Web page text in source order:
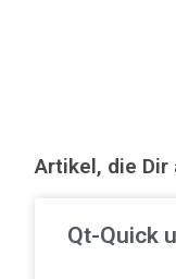
Artikel, die Dir
Qt-Quick